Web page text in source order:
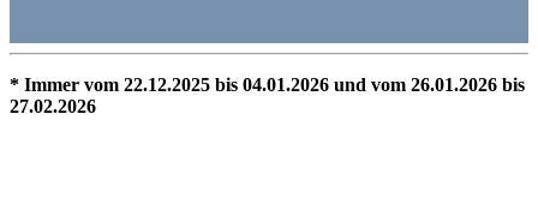
* Immer vom 22.12.2025 bis 04.01.2026 und vom 26.01.2026 bis
27.02.2026